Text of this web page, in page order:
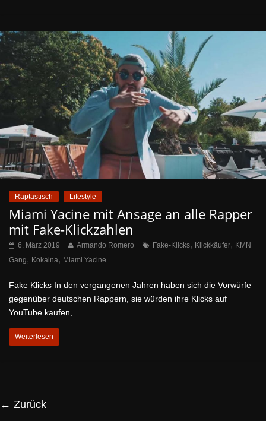
Raptastisch Lifestyle
Miami Yacine mit Ansage an alle Rapper
mit Fake-Klickzahlen
6. März 2019 Armando Romero Fake-Klicks, Klickkäufer, KMN
Gang, Kokaina, Miami Yacine
Fake Klicks In den vergangenen Jahren haben sich die Vorwürfe
gegenüber deutschen Rappern, sie würden ihre Klicks auf
YouTube kaufen,
Weiterlesen
← Zurück